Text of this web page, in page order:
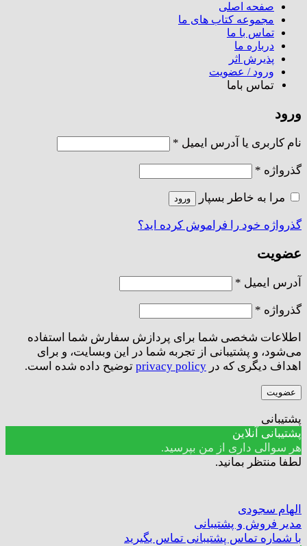
صفحه اصلی
مجموعه کتاب های ما
تماس با ما
درباره ما
پذیرش اثر
ورود / عضویت
تماس باما
ورود
نام کاربری یا آدرس ایمیل *
گذرواژه *
مرا به خاطر بسپار ورود
گذرواژه خود را فراموش کرده اید؟
عضویت
آدرس ایمیل *
گذرواژه *
اطلاعات شخصی شما برای پردازش سفارش شما استفاده
می‌شود، و پشتیبانی از تجربه شما در این وبسایت، و برای
اهداف دیگری که در privacy policy توضیح داده شده است.
عضویت
پشتیبانی
پشتیبانی آنلاین
هر سوالی داری از من بپرسید.
لطفا منتظر بمانید.
الهام سجودی
مدیر فروش و پشتیبانی
با شماره تماس پشتیبانی تماس بگیرید